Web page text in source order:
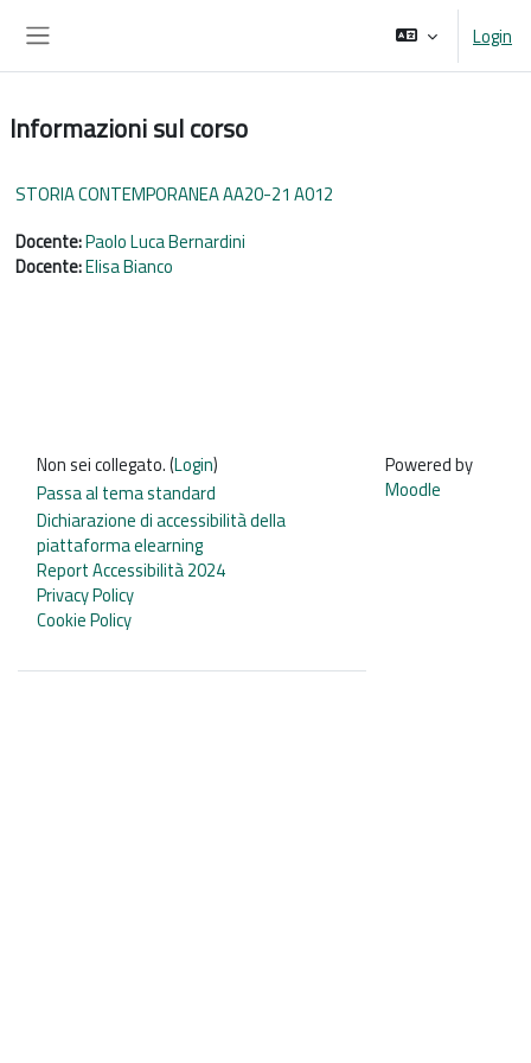
Login
Informazioni sul corso
STORIA CONTEMPORANEA AA20-21 A012
Docente:Paolo Luca Bernardini
Docente:Elisa Bianco
Non sei collegato. (Login)
Passa al tema standard
Dichiarazione di accessibilità della
piattaforma elearning
Report Accessibilità 2024
Privacy Policy
Cookie Policy
Powered by
Moodle